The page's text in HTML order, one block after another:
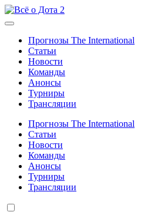
Skip
to
2
Новости,
прогнозыПрогнозы The International
Статьи
Новости
Команды
Анонсы
Турниры
Трансляции
Прогнозы The International
Статьи
Новости
Команды
Анонсы
Турниры
Трансляции